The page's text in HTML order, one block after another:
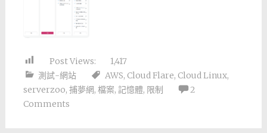
Post Views:
1,417
測試-網站
AWS, Cloud Flare, Cloud Linux,
serverzoo, 捕夢網, 檔案, 記憶體, 限制
2
Comments